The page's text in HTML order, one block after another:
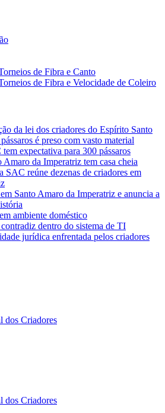
de Fibra e Canto
de Fibra e Velocidade de Coleiro
da lei dos criadores do Espírito Santo
é preso com vasto material
expectativa para 300 pássaros
da Imperatriz tem casa cheia
SAC reúne dezenas de criadores em
Santo Amaro da Imperatriz e anuncia a
ambiente doméstico
dentro do sistema de TI
jurídica enfrentada pelos criadores